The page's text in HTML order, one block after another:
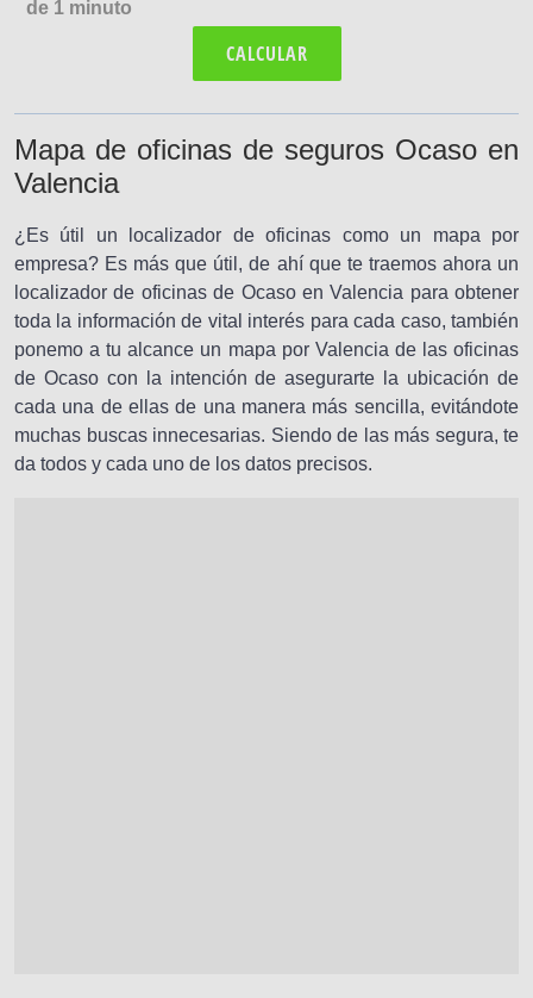
de 1 minuto
CALCULAR
Mapa de oficinas de seguros Ocaso en
Valencia
¿Es útil un localizador de oficinas como un mapa por
empresa? Es más que útil, de ahí que te traemos ahora un
localizador de oficinas de Ocaso en Valencia para obtener
toda la información de vital interés para cada caso, también
ponemo a tu alcance un mapa por Valencia de las oficinas
de Ocaso con la intención de asegurarte la ubicación de
cada una de ellas de una manera más sencilla, evitándote
muchas buscas innecesarias. Siendo de las más segura, te
da todos y cada uno de los datos precisos.